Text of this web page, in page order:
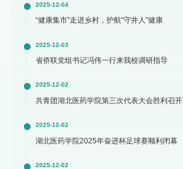
2025-12-04
“健康集市”走进乡村，护航“守井人”健康
2025-12-03
省侨联党组书记冯伟一行来我校调研指导
2025-12-02
共青团湖北医药学院第三次代表大会胜利召开
2025-12-02
湖北医药学院2025年奋进杯足球赛顺利闭幕
2025-12-02